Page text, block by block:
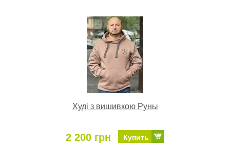
Худі з вишивкою Руны
2 200 грн Купить